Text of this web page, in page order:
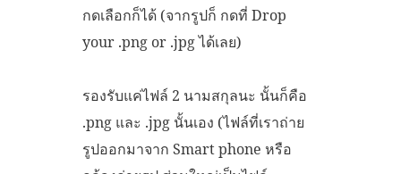
กดเลือกก็ได้ (จากรูปก็ กดที่ Drop
your .png or .jpg ได้เลย)
รองรับแค่ไฟล์ 2 นามสกุลนะ นั้นก็คือ
.png และ .jpg นั้นเอง (ไฟล์ที่เราถ่าย
รูปออกมาจาก Smart phone หรือ